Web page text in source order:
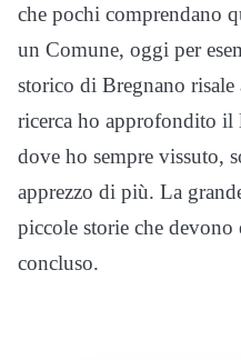
che pochi comprendano
un Comune, oggi per
storico di Bregnano risale
ricerca ho approfondito il
dove ho sempre vissuto,
apprezzo di più. La
piccole storie che devono
concluso.